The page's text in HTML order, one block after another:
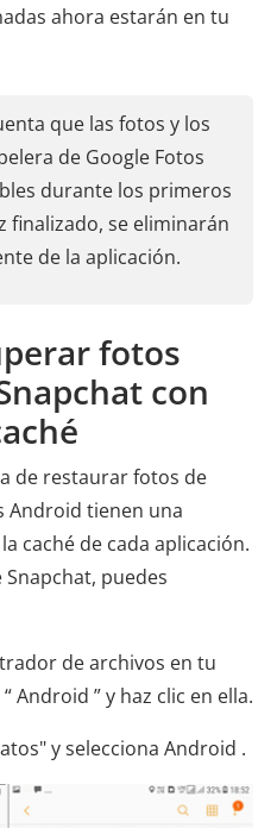
ahora estarán en tu
que las fotos y los
de Google Fotos
durante los primeros
finalizado, se eliminarán
de la aplicación.
fotos
con
de restaurar fotos de
Android tienen una
caché de cada aplicación.
puedes
de archivos en tu
Android ” y haz clic en ella.
y selecciona Android .